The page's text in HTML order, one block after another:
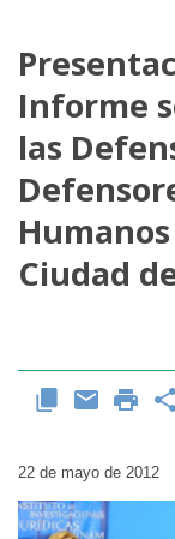
La ONU-DH en
Vacantes ONU-
ONU-DH en el
Informe
las
Ciudad
22 de mayo de 2012